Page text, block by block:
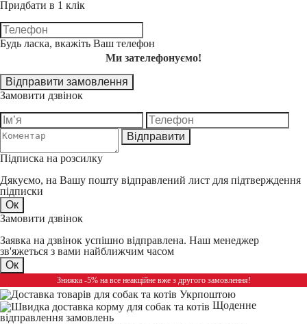
Придбати в 1 клік
Будь ласка, вкажіть Ваш телефон
Ми зателефонуємо!
Відправити замовлення
Замовити дзвінок
Відправити
Підписка на розсилку
Дякуємо, на Вашу пошту відправлений лист для підтверждення
підписки
Ок
Замовити дзвінок
Заявка на дзвінок успішно відправлена. Наш менеджер
зв'яжеться з вами найближчим часом
Ок
Знижка -5% на все неакційне вже з другого замовлення!
Щоденне
відправлення замовлень